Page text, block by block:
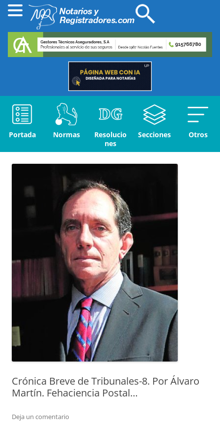
Portada Normas
Resolucio
nes
Secciones Otros
Crónica Breve de Tribunales-8. Por Álvaro
Martín. Fehaciencia Postal…
Deja un comentario